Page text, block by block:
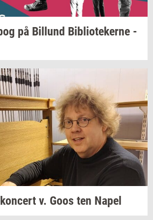
på Bil­lund Bi­bli­o­te­ker­ne -
v. Goos ten Napel